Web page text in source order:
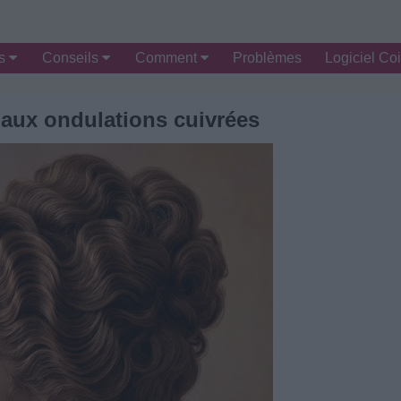
Conseils Comment Problèmes Logiciel
ondulations cuivrées